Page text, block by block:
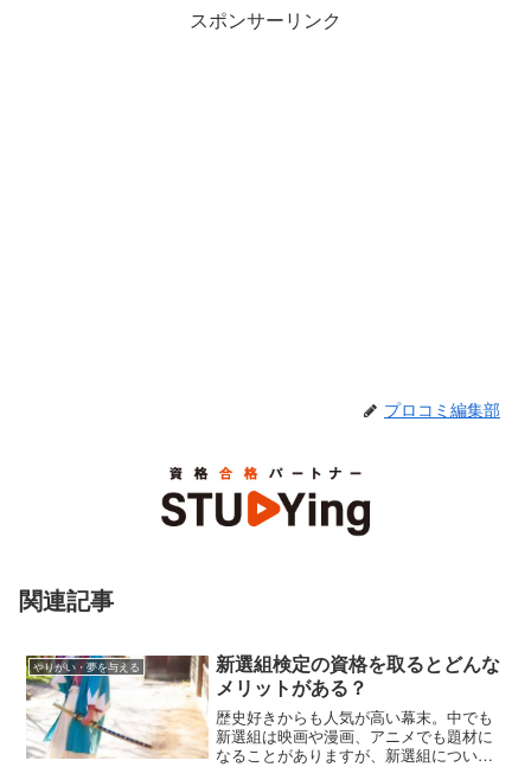
スポンサーリンク
プロコミ編集部
関連記事
やりがい・夢を与える
新選組検定の資格を取るとどんな
メリットがある？
歴史好きからも人気が高い幕末。中でも
新選組は映画や漫画、アニメでも題材に
なることがありますが、新選組について